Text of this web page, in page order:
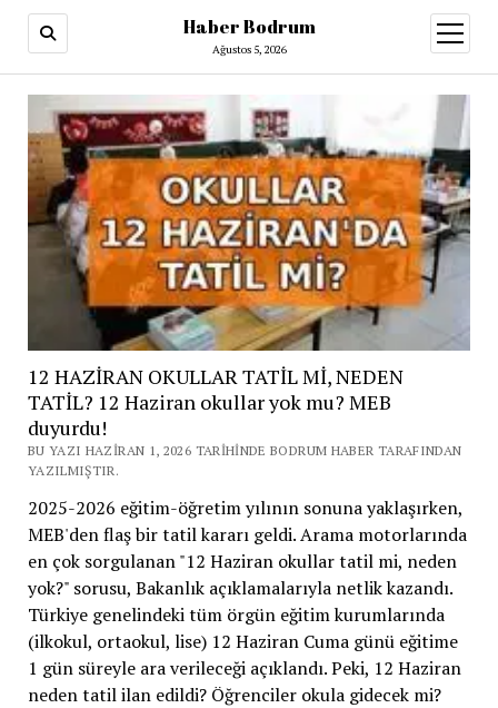
Haber Bodrum
Ağustos 5, 2026
aç
12 HAZİRAN OKULLAR TATİL Mİ, NEDEN
TATİL? 12 Haziran okullar yok mu? MEB
duyurdu!
BU YAZI HAZIRAN 1, 2026 TARIHINDE BODRUM HABER TARAFINDAN
YAZILMIŞTIR.
2025-2026 eğitim-öğretim yılının sonuna yaklaşırken,
MEB'den flaş bir tatil kararı geldi. Arama motorlarında
en çok sorgulanan "12 Haziran okullar tatil mi, neden
yok?" sorusu, Bakanlık açıklamalarıyla netlik kazandı.
Türkiye genelindeki tüm örgün eğitim kurumlarında
(ilkokul, ortaokul, lise) 12 Haziran Cuma günü eğitime
1 gün süreyle ara verileceği açıklandı. Peki, 12 Haziran
neden tatil ilan edildi? Öğrenciler okula gidecek mi?